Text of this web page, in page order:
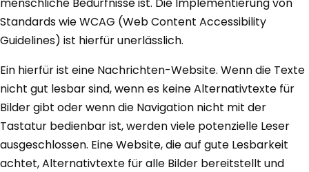
Standards wie WCAG (Web Content Accessibility
Guidelines) ist hierfür unerlässlich.
Ein hierfür ist eine Nachrichten-Website. Wenn die Texte
nicht gut lesbar sind, wenn es keine Alternativtexte für
Bilder gibt oder wenn die Navigation nicht mit der
Tastatur bedienbar ist, werden viele potenzielle Leser
ausgeschlossen. Eine Website, die auf gute Lesbarkeit
achtet, Alternativtexte für alle Bilder bereitstellt und